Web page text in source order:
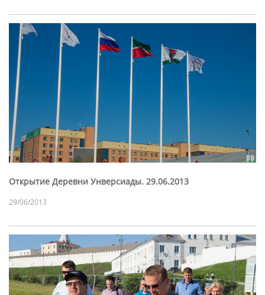
Открытие Деревни Унверсиады. 29.06.2013
29/06/2013